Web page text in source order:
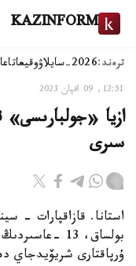
KAZINFORM
ترەند:2026-سايلاۋ وقيعا
12:51, 09 اقپان 2023
ازيا «جولبارىسى»
سىرى
استانا. قازاقپارات -
بولساق، 13 -
ۇرپاقتارى شريۆيدجاي